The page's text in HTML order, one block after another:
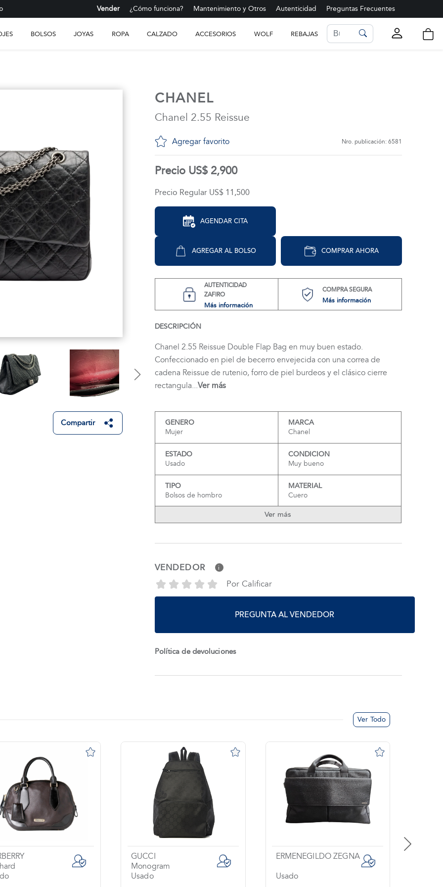
Vender ¿Cómo funciona? Mantenimiento y Otros Autenticidad Preguntas Frecuentes
BOLSOS JOYAS ROPA CALZADO ACCESORIOS WOLF REBAJAS
Compartir
CHANEL
Chanel 2.55 Reissue
Agregar favorito Nro. publicación: 6581
Precio US$ 2,900
Precio Regular US$ 11,500
AGENDAR CITA
AGREGAR AL BOLSO COMPRAR AHORA
AUTENTICIDAD
ZAFIRO
Más información
COMPRA SEGURA
Más información
DESCRIPCIÓN
Chanel 2.55 Reissue Double Flap Bag en muy buen estado.
Confeccionado en piel de becerro envejecida con una correa de
cadena Reissue de rutenio, forro de piel burdeos y el clásico cierre
rectangula...Ver más
GENERO
Mujer
MARCA
Chanel
ESTADO
Usado
CONDICION
Muy bueno
TIPO
Bolsos de hombro
MATERIAL
Cuero
Ver más
VENDEDOR i
Por Calificar
PREGUNTA AL VENDEDOR
Política de devoluciones
Ver Todo
GUCCI
Monogram
Usado
ERMENEGILDO ZEGNA
Usado
LISTA DE FAVORITOS